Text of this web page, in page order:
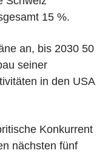
15 %.
an, bis 2030 50
seiner
in den USA
Konkurrent
nächsten fünf